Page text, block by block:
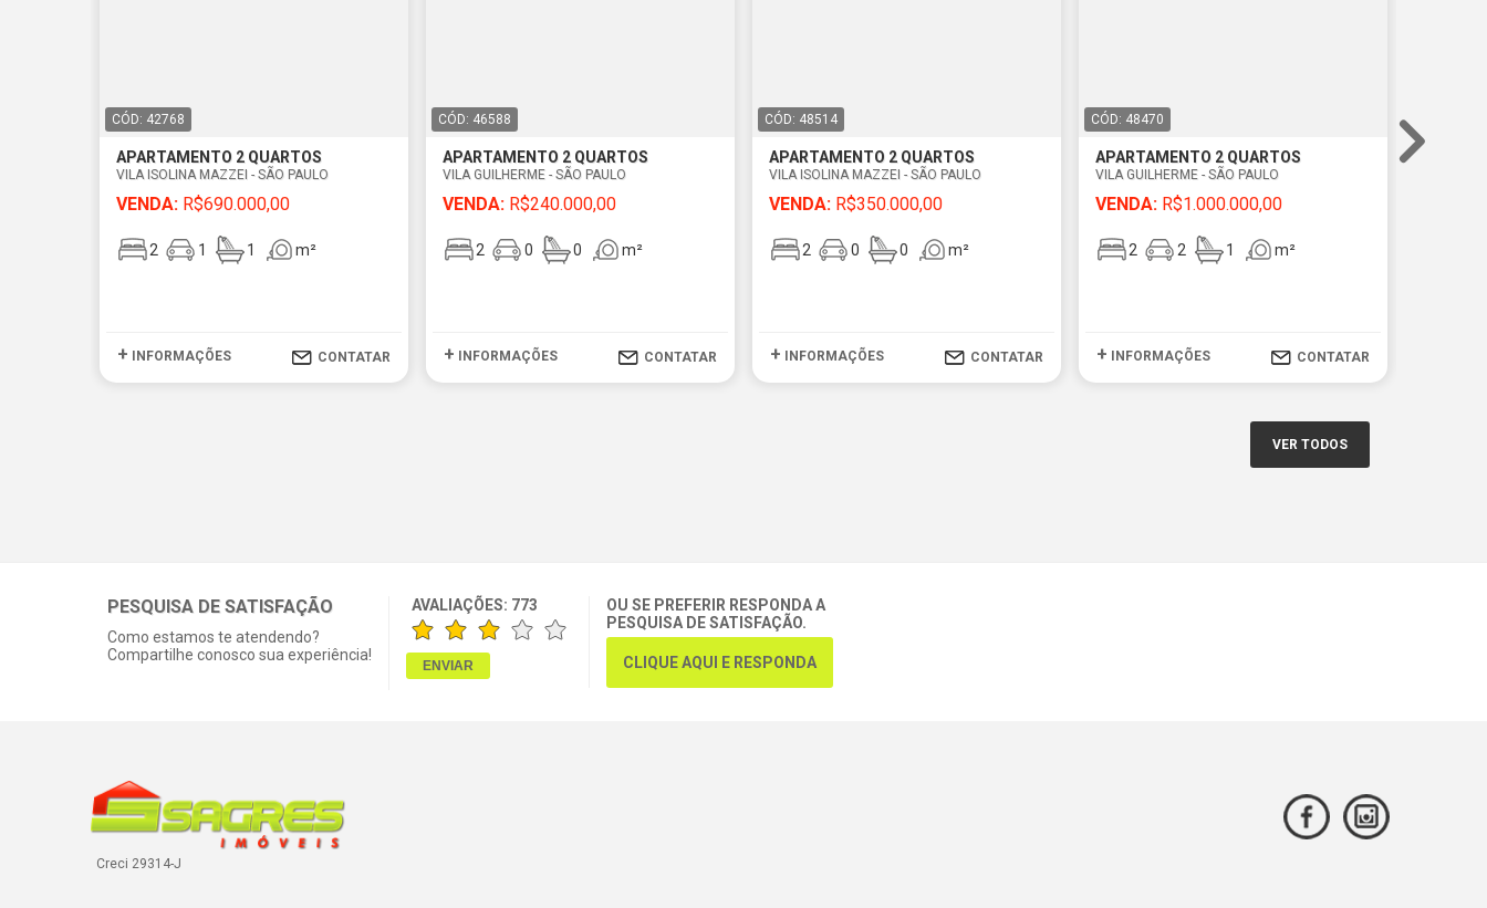
CÓD: 42768
APARTAMENTO 2 QUARTOS
VILA ISOLINA MAZZEI - SÃO PAULO
VENDA: R$690.000,00
2 1 1 m²
+ INFORMAÇÕES CONTATAR
CÓD: 46588
APARTAMENTO 2 QUARTOS
VILA GUILHERME - SÃO PAULO
VENDA: R$240.000,00
2 0 0 m²
+ INFORMAÇÕES CONTATAR
CÓD: 48514
APARTAMENTO 2 QUARTOS
VILA ISOLINA MAZZEI - SÃO PAULO
VENDA: R$350.000,00
2 0 0 m²
+ INFORMAÇÕES CONTATAR
CÓD: 48470
APARTAMENTO 2 QUARTOS
VILA GUILHERME - SÃO PAULO
VENDA: R$1.000.000,00
2 2 1 m²
+ INFORMAÇÕES CONTATAR
VER TODOS
PESQUISA DE SATISFAÇÃO
Como estamos te atendendo?
Compartilhe conosco sua experiência!
AVALIAÇÕES: 773
OU SE PREFERIR RESPONDA A
PESQUISA DE SATISFAÇÃO.
CLIQUE AQUI E RESPONDA
Creci 29314-J